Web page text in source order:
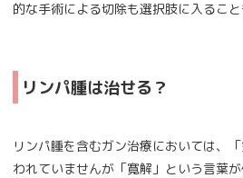
的な手術による切除も選択肢に入ること
リンパ腫は治せる？
リンパ腫を含むガン治療においては、
われていませんが「寛解」という言葉が